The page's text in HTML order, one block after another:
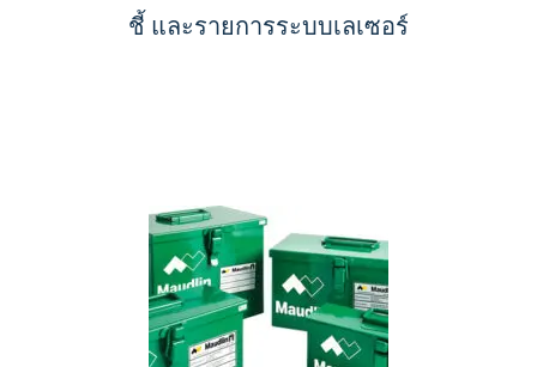
ชี้ และรายการระบบเลเซอร์